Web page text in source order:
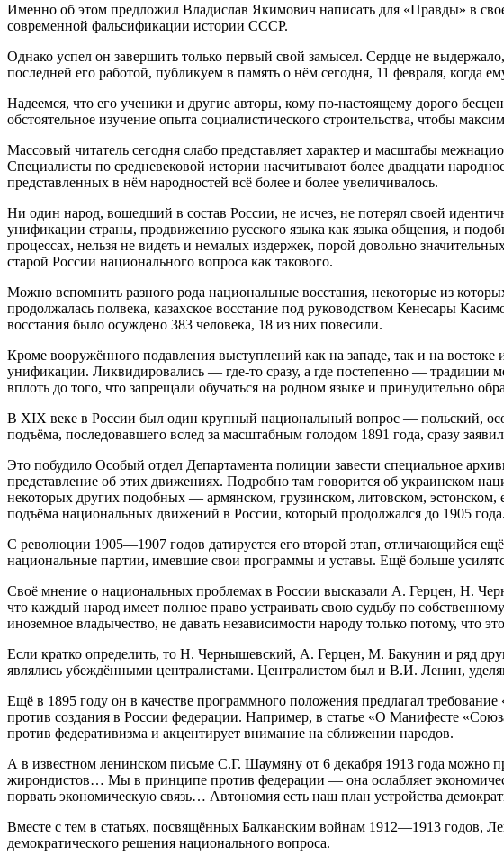
Именно об этом предложил Владислав Якимович написать для «Правды» в
современной фальсификации истории СССР.
Однако успел он завершить только первый свой замысел. Сердце не
последней его работой, публикуем в память о нём сегодня, 11 февраля, когда
Надеемся, что его ученики и другие авторы, кому по-настоящему дорого
обстоятельное изучение опыта социалистического строительства, чтобы
Массовый читатель сегодня слабо представляет характер и масштабы
Специалисты по средневековой истории насчитывают более двадцати
представленных в нём народностей всё более и более увеличивалось.
Ни один народ, вошедший в состав России, не исчез, не потерял своей
унификации страны, продвижению русского языка как языка общения, и
процессах, нельзя не видеть и немалых издержек, порой довольно
старой России национального вопроса как такового.
Можно вспомнить разного рода национальные восстания, некоторые из
продолжалась полвека, казахское восстание под руководством Кенесары
восстания было осуждено 383 человека, 18 из них повесили.
Кроме вооружённого подавления выступлений как на западе, так и на
унификации. Ликвидировались — где-то сразу, а где постепенно — традиции
вплоть до того, что запрещали обучаться на родном языке и принудительно
В XIX веке в России был один крупный национальный вопрос — польский,
подъёма, последовавшего вслед за масштабным голодом 1891 года, сразу
Это побудило Особый отдел Департамента полиции завести специальное
представление об этих движениях. Подробно там говорится об украинском
некоторых других подобных — армянском, грузинском, литовском, эстонском,
подъёма национальных движений в России, который продолжался до 1905 года.
С революции 1905—1907 годов датируется его второй этап, отличающийся
национальные партии, имевшие свои программы и уставы. Ещё больше
Своё мнение о национальных проблемах в России высказали А. Герцен, Н.
что каждый народ имеет полное право устраивать свою судьбу по
иноземное владычество, не давать независимости народу только потому, что
Если кратко определить, то Н. Чернышевский, А. Герцен, М. Бакунин и ряд
являлись убеждёнными централистами. Централистом был и В.И. Ленин,
Ещё в 1895 году он в качестве программного положения предлагал
против создания в России федерации. Например, в статье «О Манифесте
против федеративизма и акцентирует внимание на сближении народов.
А в известном ленинском письме С.Г. Шаумяну от 6 декабря 1913 года можно
жирондистов… Мы в принципе против федерации — она ослабляет
порвать экономическую связь… Автономия есть наш план устройства
Вместе с тем в статьях, посвящённых Балканским войнам 1912—1913 годов,
демократического решения национального вопроса.